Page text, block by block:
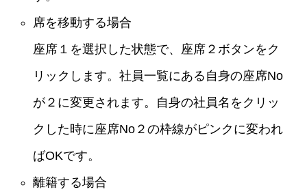
席を移動する場合
座席１を選択した状態で、座席２ボタンをク
リックします。社員一覧にある自身の座席No
が２に変更されます。自身の社員名をクリッ
クした時に座席No２の枠線がピンクに変われ
ばOKです。
離籍する場合